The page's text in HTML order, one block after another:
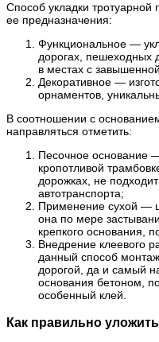
Способ укладки тротуарной
ее предназначения:
Функциональное —
дорогах, пешеходных
в местах с
Декоративное —
орнаментов,
В соотношении с
направляться отметить:
Песочное основание
кропотливой
дорожках, не
автотранспорта;
Применение сухой —
она по мере
крепкого основания,
Внедрение клеевого
данный способ
дорогой, да и самый
основания бетоном,
особенный клей.
Как правильно